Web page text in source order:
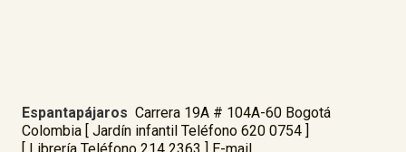
Espantapájaros Carrera 19A # 104A-60 Bogotá
Colombia [ Jardín infantil Teléfono 620 0754 ]